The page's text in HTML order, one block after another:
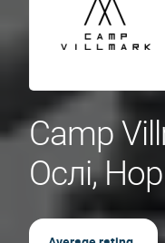
Camp
Ослі,